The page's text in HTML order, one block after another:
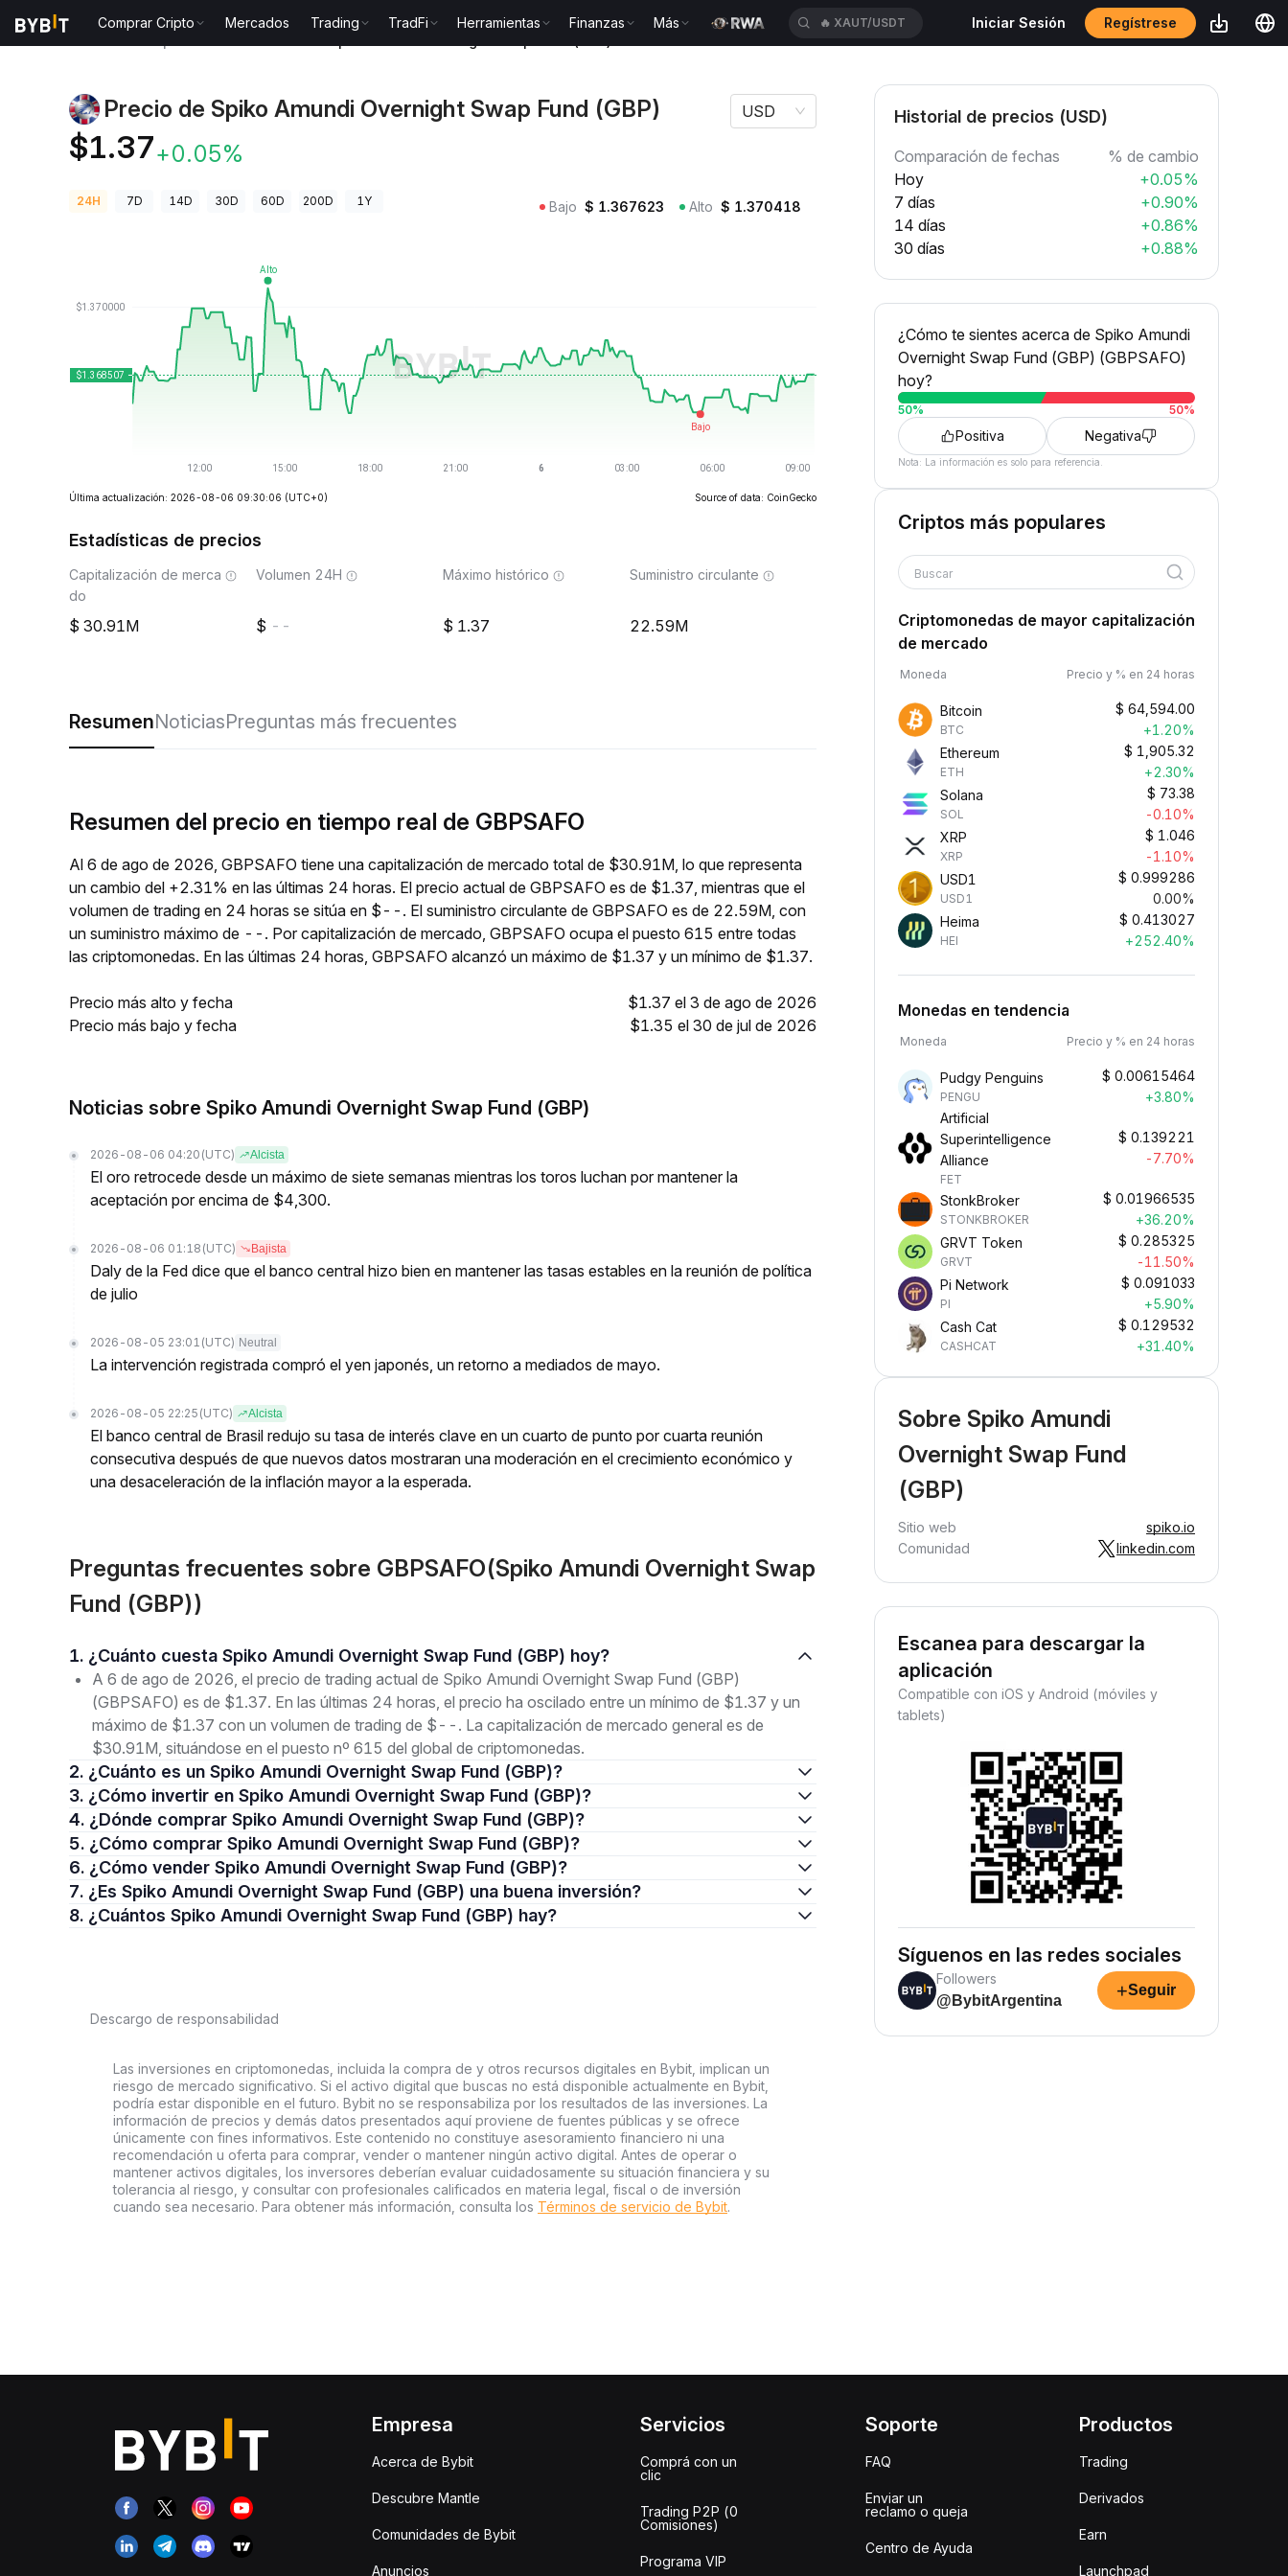
Comprar Cripto Mercados Trading TradFi Herramientas Finanzas Más 🔥 XAUT/USDT Iniciar Sesión Regístrese
Precio de Spiko Amundi Overnight Swap Fund (GBP)
GBPSAFO
$1.37+0.05%
USD
24H 7D 14D 30D 60D 200D 1Y Bajo $ 1.367623 Alto $ 1.370418
Última actualización: 2026-08-06 09:30:06 (UTC+0) Source of data: CoinGecko
Estadísticas de precios
Capitalización de merca
do
30.91M
Volumen 24H
--
Máximo histórico
1.37
Suministro circulante
22.59M
ResumenNoticiasPreguntas más frecuentes
Resumen del precio en tiempo real de GBPSAFO
Al 6 de ago de 2026, GBPSAFO tiene una capitalización de mercado total de $30.91M, lo que representa
un cambio del +2.31% en las últimas 24 horas. El precio actual de GBPSAFO es de $1.37, mientras que el
volumen de trading en 24 horas se sitúa en $--. El suministro circulante de GBPSAFO es de 22.59M, con
un suministro máximo de --. Por capitalización de mercado, GBPSAFO ocupa el puesto 615 entre todas
las criptomonedas. En las últimas 24 horas, GBPSAFO alcanzó un máximo de $1.37 y un mínimo de $1.37.
Precio más alto y fecha
$1.37 el 3 de ago de 2026
Precio más bajo y fecha
$1.35 el 30 de jul de 2026
Noticias sobre Spiko Amundi Overnight Swap Fund (GBP)
2026-08-06 04:20 (UTC) Alcista
El oro retrocede desde un máximo de siete semanas mientras los toros luchan por mantener la
aceptación por encima de $4,300.
2026-08-06 01:18 (UTC) Bajista
Daly de la Fed dice que el banco central hizo bien en mantener las tasas estables en la reunión de política
de julio
2026-08-05 23:01 (UTC) Neutral
La intervención registrada compró el yen japonés, un retorno a mediados de mayo.
2026-08-05 22:25 (UTC) Alcista
El banco central de Brasil redujo su tasa de interés clave en un cuarto de punto por cuarta reunión
consecutiva después de que nuevos datos mostraran una moderación en el crecimiento económico y
una desaceleración de la inflación mayor a la esperada.
Preguntas frecuentes sobre GBPSAFO(Spiko Amundi Overnight Swap
Fund (GBP))
1. ¿Cuánto cuesta Spiko Amundi Overnight Swap Fund (GBP) hoy?
A 6 de ago de 2026, el precio de trading actual de Spiko Amundi Overnight Swap Fund (GBP)
(GBPSAFO) es de $1.37. En las últimas 24 horas, el precio ha oscilado entre un mínimo de $1.37 y un
máximo de $1.37 con un volumen de trading de $--. La capitalización de mercado general es de
$30.91M, situándose en el puesto nº 615 del global de criptomonedas.
2. ¿Cuánto es un Spiko Amundi Overnight Swap Fund (GBP)?
3. ¿Cómo invertir en Spiko Amundi Overnight Swap Fund (GBP)?
4. ¿Dónde comprar Spiko Amundi Overnight Swap Fund (GBP)?
5. ¿Cómo comprar Spiko Amundi Overnight Swap Fund (GBP)?
6. ¿Cómo vender Spiko Amundi Overnight Swap Fund (GBP)?
7. ¿Es Spiko Amundi Overnight Swap Fund (GBP) una buena inversión?
8. ¿Cuántos Spiko Amundi Overnight Swap Fund (GBP) hay?
Descargo de responsabilidad
Las inversiones en criptomonedas, incluida la compra de y otros recursos digitales en Bybit, implican un
riesgo de mercado significativo. Si el activo digital que buscas no está disponible actualmente en Bybit,
podría estar disponible en el futuro. Bybit no se responsabiliza por los resultados de las inversiones. La
información de precios y demás datos presentados aquí proviene de fuentes públicas y se ofrece
únicamente con fines informativos. Este contenido no constituye asesoramiento financiero ni una
recomendación u oferta para comprar, vender o mantener ningún activo digital. Antes de operar o
mantener activos digitales, los inversores deberían evaluar cuidadosamente su situación financiera y su
tolerancia al riesgo, y consultar con profesionales calificados en materia legal, fiscal o de inversión
cuando sea necesario. Para obtener más información, consulta los Términos de servicio de Bybit.
Historial de precios (USD)
Comparación de fechas
% de cambio
Hoy
+0.05%
7 días
+0.90%
14 días
+0.86%
30 días
+0.88%
¿Cómo te sientes acerca de Spiko Amundi
Overnight Swap Fund (GBP) (GBPSAFO)
hoy?
50% 50%
Positiva Negativa
Nota: La información es solo para referencia.
Criptos más populares
Buscar
Criptomonedas de mayor capitalización
de mercado
Moneda Precio y % en 24 horas
Bitcoin
BTC
$ 64,594.00
+1.20%
Ethereum
ETH
$ 1,905.32
+2.30%
Solana
SOL
$ 73.38
-0.10%
XRP
XRP
$ 1.046
-1.10%
USD1
USD1
$ 0.999286
0.00%
Heima
HEI
$ 0.413027
+252.40%
Monedas en tendencia
Moneda Precio y % en 24 horas
Pudgy Penguins
PENGU
$ 0.00615464
+3.80%
Artificial
Superintelligence
Alliance
FET
$ 0.139221
-7.70%
StonkBroker
STONKBROKER
$ 0.01966535
+36.20%
GRVT Token
GRVT
$ 0.285325
-11.50%
Pi Network
PI
$ 0.091033
+5.90%
Cash Cat
CASHCAT
$ 0.129532
+31.40%
Sobre Spiko Amundi
Overnight Swap Fund
(GBP)
Sitio web
spiko.io
Comunidad
linkedin.com
Escanea para descargar la
aplicación
Compatible con iOS y Android (móviles y
tablets)
Síguenos en las redes sociales
Followers
@BybitArgentina
+Seguir
Empresa
Acerca de Bybit
Descubre Mantle
Comunidades de Bybit
Anuncios
Servicios
Comprá con un
clic
Trading P2P (0
Comisiones)
Programa VIP
Soporte
FAQ
Enviar un
reclamo o queja
Centro de Ayuda
Productos
Trading
Derivados
Earn
Launchpad